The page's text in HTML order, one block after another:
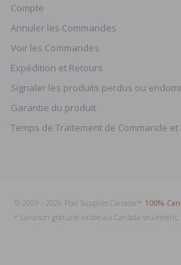
Compte
Annuler les Commandes
Voir les Commandes
Expédition et Retours
Signaler les produits perdus ou
Garantie du produit
Temps de Traitement de Commande et
© 2009 - 2026 Pool Supplies Canada™, 100%
* Livraison gratuite valide au Canada